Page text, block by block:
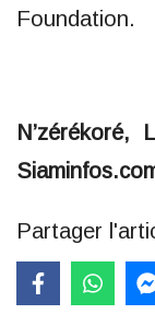
Foundation.
N’zérékoré,
Partager